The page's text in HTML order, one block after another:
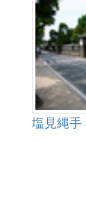
塩見縄手